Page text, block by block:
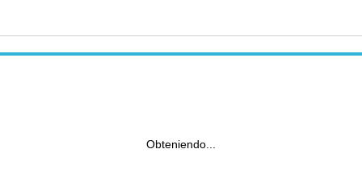
Obteniendo...